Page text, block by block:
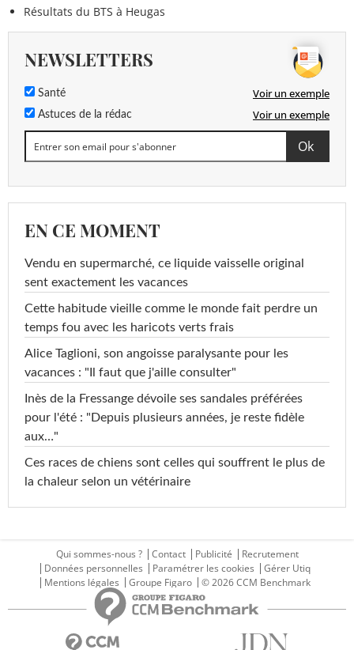
Résultats du BTS à Heugas
NEWSLETTERS
Santé Voir un exemple
Astuces de la rédac Voir un exemple
EN CE MOMENT
Vendu en supermarché, ce liquide vaisselle original
sent exactement les vacances
Cette habitude vieille comme le monde fait perdre un
temps fou avec les haricots verts frais
Alice Taglioni, son angoisse paralysante pour les
vacances : "Il faut que j'aille consulter"
Inès de la Fressange dévoile ses sandales préférées
pour l'été : "Depuis plusieurs années, je reste fidèle
aux…"
Ces races de chiens sont celles qui souffrent le plus de
la chaleur selon un vétérinaire
Qui sommes-nous ? Contact Publicité
Recrutement
Données personnelles
Paramétrer les cookies
Gérer Utiq
Mentions légales
Groupe Figaro © 2026 CCM Benchmark